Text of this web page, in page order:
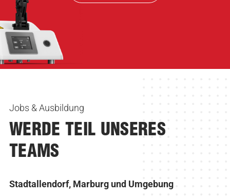
Jobs & Ausbildung
WERDE TEIL UNSERES
TEAMS
Stadtallendorf, Marburg und Umgebung